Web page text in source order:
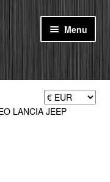
Menu
LANCIA JEEP